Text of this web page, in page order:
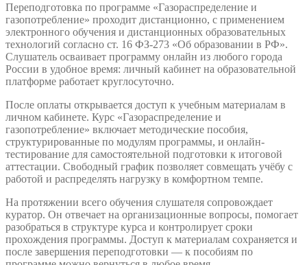
Переподготовка по программе «Газораспределение и
газопотребление» проходит дистанционно, с применением
электронного обучения и дистанционных образовательных
технологий согласно ст. 16 ФЗ-273 «Об образовании в РФ».
Слушатель осваивает программу онлайн из любого города
России в удобное время: личный кабинет на образовательной
платформе работает круглосуточно.
После оплаты открывается доступ к учебным материалам в
личном кабинете. Курс «Газораспределение и
газопотребление» включает методические пособия,
структурированные по модулям программы, и онлайн-
тестирование для самостоятельной подготовки к итоговой
аттестации. Свободный график позволяет совмещать учёбу с
работой и распределять нагрузку в комфортном темпе.
На протяжении всего обучения слушателя сопровождает
куратор. Он отвечает на организационные вопросы, помогает
разобраться в структуре курса и контролирует сроки
прохождения программы. Доступ к материалам сохраняется и
после завершения переподготовки — к пособиям по